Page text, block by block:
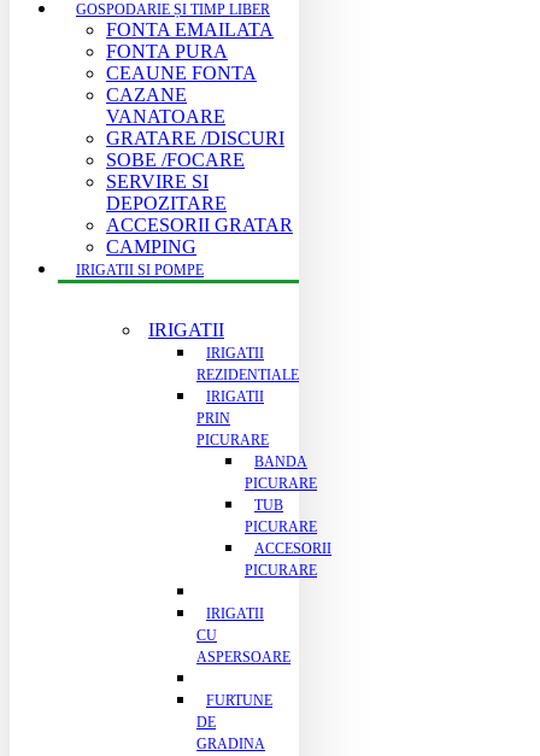
GOSPODARIE ȘI TIMP LIBER
FONTA EMAILATA
FONTA PURA
CEAUNE FONTA
CAZANE
VANATOARE
GRATARE /DISCURI
SOBE /FOCARE
SERVIRE SI
DEPOZITARE
ACCESORII GRATAR
CAMPING
IRIGATII SI POMPE
IRIGATII
IRIGATII
REZIDENTIALE
IRIGATII
PRIN
PICURARE
BANDA
PICURARE
TUB
PICURARE
ACCESORII
PICURARE
IRIGATII
CU
ASPERSOARE
FURTUNE
DE
GRADINA